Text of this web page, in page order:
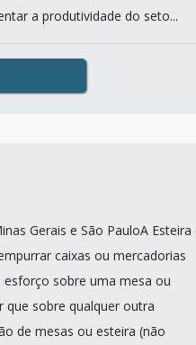
a produtividade do seto...
Gerais e São PauloA Esteira
caixas ou mercadorias
sobre uma mesa ou
sobre qualquer outra
de mesas ou esteira (não